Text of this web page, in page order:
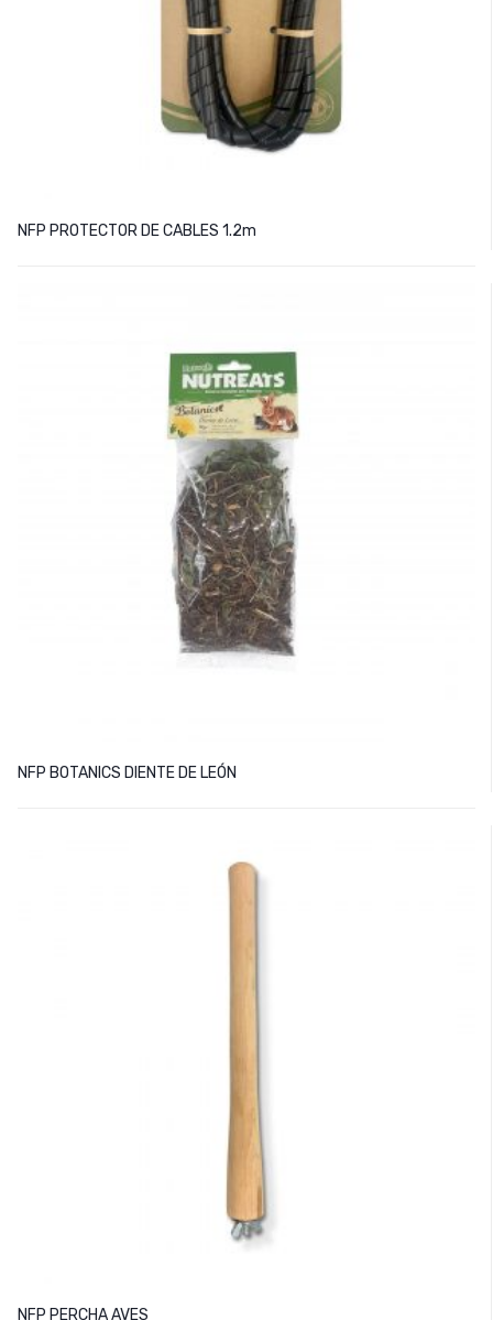
NFP PROTECTOR DE CABLES 1.2m
NFP BOTANICS DIENTE DE LEÓN
NFP PERCHA AVES